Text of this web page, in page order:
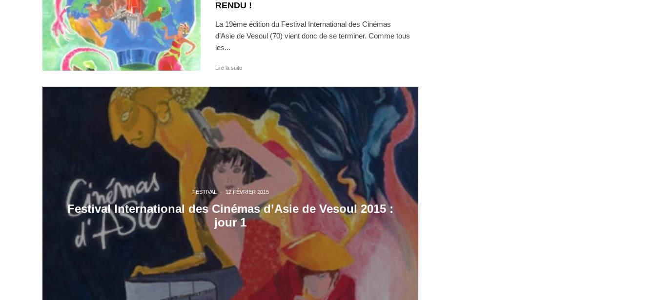
RENDU !
La 19ème édition du Festival International des Cinémas
d’Asie de Vesoul (70) vient donc de se terminer. Comme tous
les...
Lire la suite
FESTIVAL · 12 FÉVRIER 2015
Festival International des Cinémas d’Asie de Vesoul 2015 :
jour 1